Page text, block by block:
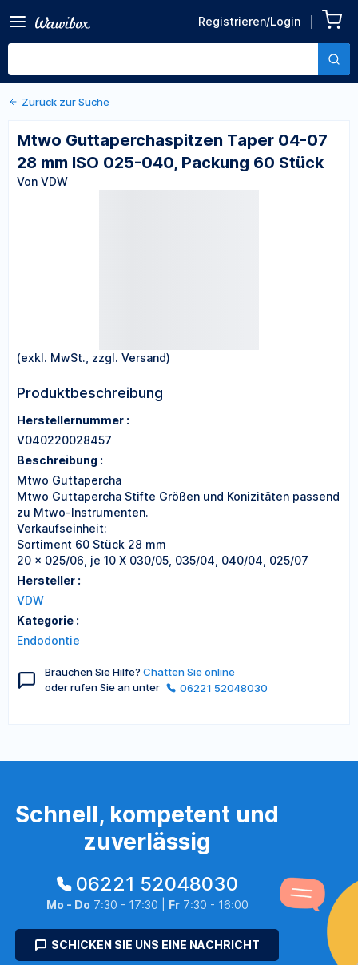
Registrieren/Login
Taper 04-07 28 mm ISO
025-040, Packung 60 Stück
Von VDW
Zurück zu den Produktdetails
Zurück zur Suche
Mtwo Guttaperchaspitzen Taper 04-07
28 mm ISO 025-040, Packung 60 Stück
Von VDW
(exkl. MwSt., zzgl. Versand)
Produktbeschreibung
Herstellernummer :
V040220028457
Beschreibung :
Mtwo Guttapercha
Mtwo Guttapercha Stifte Größen und Konizitäten passend
zu Mtwo-Instrumenten.
Verkaufseinheit:
Sortiment 60 Stück 28 mm
20 x 025/06, je 10 X 030/05, 035/04, 040/04, 025/07
Hersteller :
VDW
Kategorie :
Endodontie
Brauchen Sie Hilfe? Chatten Sie online
oder rufen Sie an unter
06221 52048030
Schnell, kompetent und
zuverlässig
06221 52048030
Mo - Do 7:30 - 17:30 | Fr7:30 - 16:00
SCHICKEN SIE UNS EINE NACHRICHT